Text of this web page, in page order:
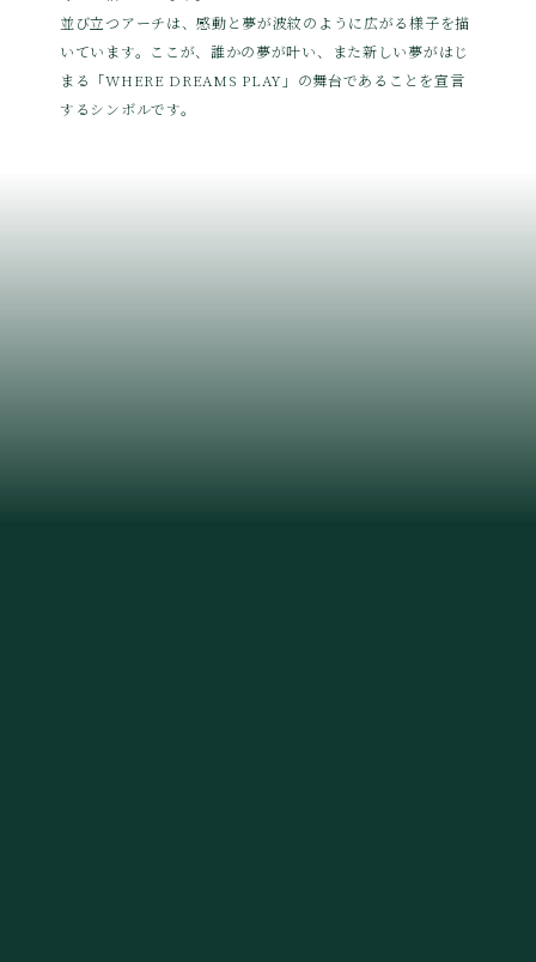
並び立つアーチは、感動と夢が波紋のように広がる様子を描
いています。ここが、誰かの夢が叶い、また新しい夢がはじ
まる「WHERE DREAMS PLAY」の舞台であることを宣言
するシンボルです。